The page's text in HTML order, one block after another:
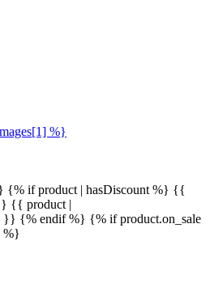
%}
{% if product | hasDiscount %} {{
{{ product |
}} {% endif %} {% if product.on_sale
%}